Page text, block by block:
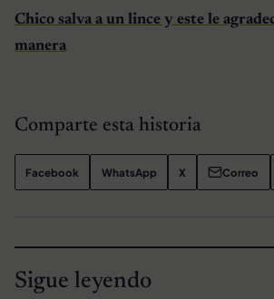
Chico salva a un lince y este le
manera
Comparte esta historia
Facebook WhatsApp X Correo
Sigue leyendo